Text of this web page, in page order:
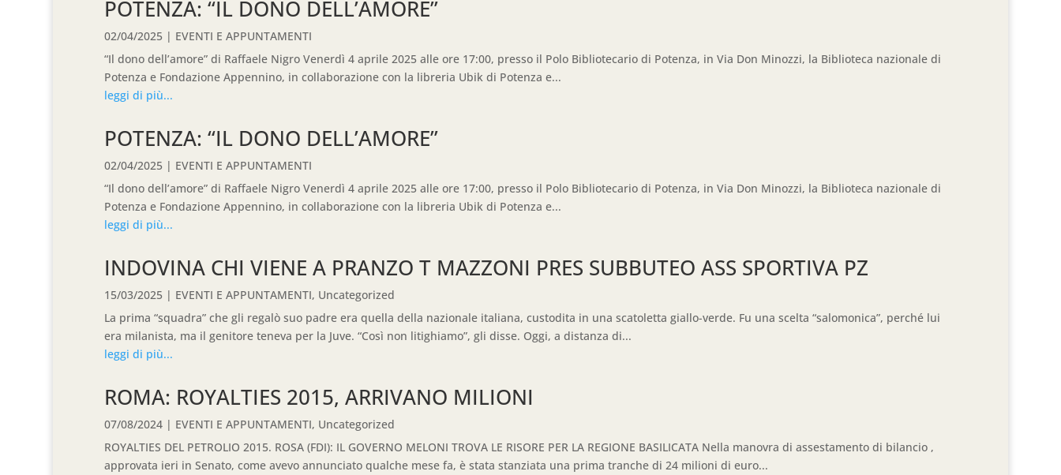
POTENZA: “IL DONO DELL’AMORE”
02/04/2025 | EVENTI E APPUNTAMENTI
“Il dono dell’amore” di Raffaele Nigro Venerdì 4 aprile 2025 alle ore 17:00, presso il Polo Bibliotecario di Potenza, in Via Don Minozzi, la Biblioteca nazionale di
Potenza e Fondazione Appennino, in collaborazione con la libreria Ubik di Potenza e...
leggi di più...
POTENZA: “IL DONO DELL’AMORE”
02/04/2025 | EVENTI E APPUNTAMENTI
“Il dono dell’amore” di Raffaele Nigro Venerdì 4 aprile 2025 alle ore 17:00, presso il Polo Bibliotecario di Potenza, in Via Don Minozzi, la Biblioteca nazionale di
Potenza e Fondazione Appennino, in collaborazione con la libreria Ubik di Potenza e...
leggi di più...
INDOVINA CHI VIENE A PRANZO T MAZZONI PRES SUBBUTEO ASS SPORTIVA PZ
15/03/2025 | EVENTI E APPUNTAMENTI, Uncategorized
La prima “squadra” che gli regalò suo padre era quella della nazionale italiana, custodita in una scatoletta giallo-verde. Fu una scelta “salomonica”, perché lui
era milanista, ma il genitore teneva per la Juve. “Così non litighiamo”, gli disse. Oggi, a distanza di...
leggi di più...
ROMA: ROYALTIES 2015, ARRIVANO MILIONI
07/08/2024 | EVENTI E APPUNTAMENTI, Uncategorized
ROYALTIES DEL PETROLIO 2015. ROSA (FDI): IL GOVERNO MELONI TROVA LE RISORE PER LA REGIONE BASILICATA Nella manovra di assestamento di bilancio ,
approvata ieri in Senato, come avevo annunciato qualche mese fa, è stata stanziata una prima tranche di 24 milioni di euro...